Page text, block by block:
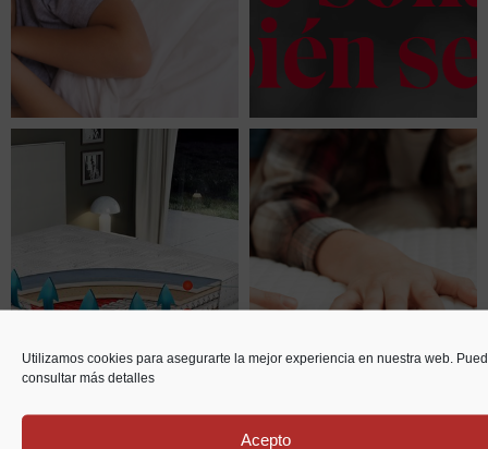
Utilizamos cookies para asegurarte la mejor experiencia en nuestra web.
consultar más detalles
Acepto